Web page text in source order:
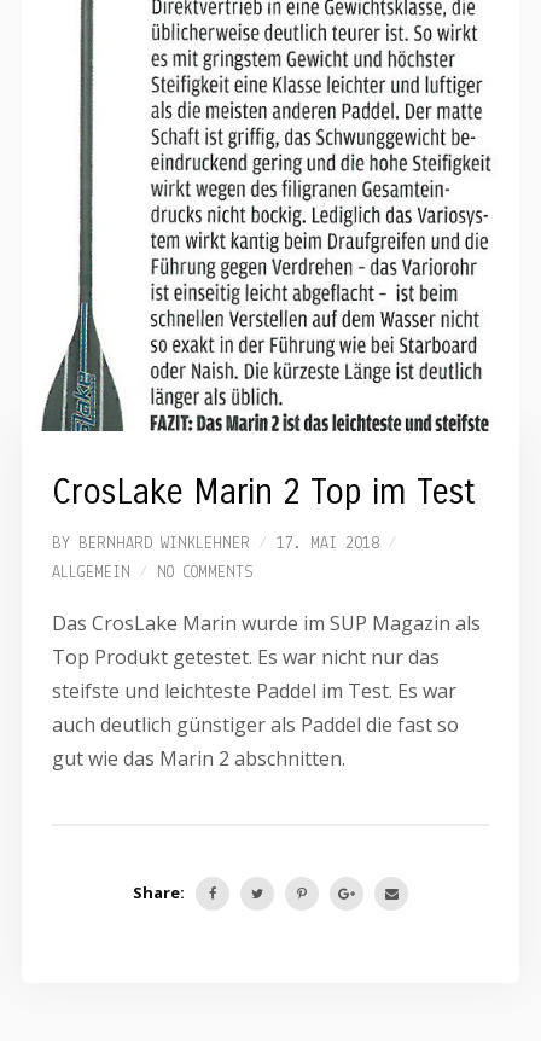
CrosLake Marin 2 Top im Test
BY BERNHARD WINKLEHNER
17. MAI 2018
ALLGEMEIN
NO COMMENTS
Das CrosLake Marin wurde im SUP Magazin als
Top Produkt getestet. Es war nicht nur das
steifste und leichteste Paddel im Test. Es war
auch deutlich günstiger als Paddel die fast so
gut wie das Marin 2 abschnitten.
Share: